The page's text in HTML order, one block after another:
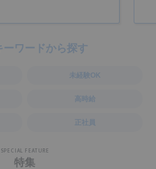
ーワードから探す
未経験OK
高時給
正社員
SPECIAL FEATURE
特集